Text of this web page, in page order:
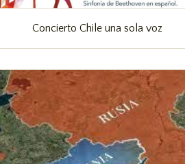
Concierto Chile una sola voz